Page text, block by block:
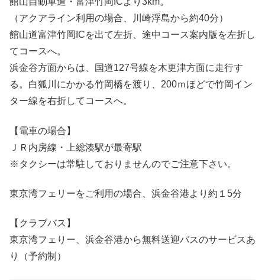
（アクアライン利用の場合、川崎浮島から約40分）
館山道富津竹岡ICを出て左折、途中コース案内版を左折し
てコースへ。
浜金谷方面からは、国道127号線を木更津方面に走行す
る。白狐川にかかる竹岡橋を渡り、200ｍほどで竹岡イン
ター線を右折してコースへ。
【電車の場合】
ＪＲ内房線・上総湊駅が最寄駅
※タクシーは常駐しておりませんのでご注意下さい。
東京湾フェリーをご利用の場合、浜金谷港より約１5分
【クラブバス】
東京湾フェりー、浜金谷港から無料送迎バスのサービスあ
り（予約制）